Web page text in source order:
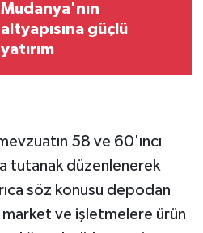
Mudanya'nın
altyapısına güçlü
yatırım
58 ve 60'ıncı
tutanak düzenlenerek
söz konusu depodan
ve işletmelere ürün